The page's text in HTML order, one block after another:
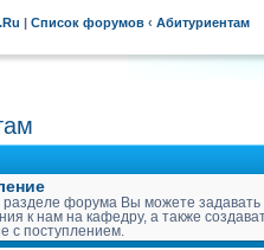
| Список форумов ‹ Абитуриентам
разделе форума Вы можете
к нам на кафедру, а также
с поступлением.